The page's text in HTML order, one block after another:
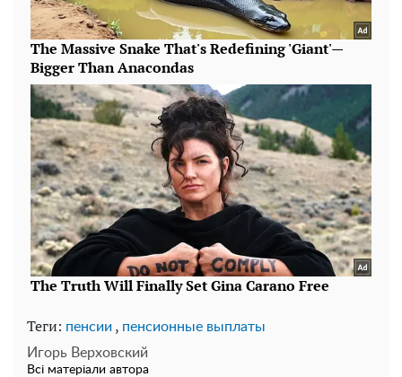
Теги: пенсии , пенсионные выплаты
Игорь Верховский
Всі матеріали автора